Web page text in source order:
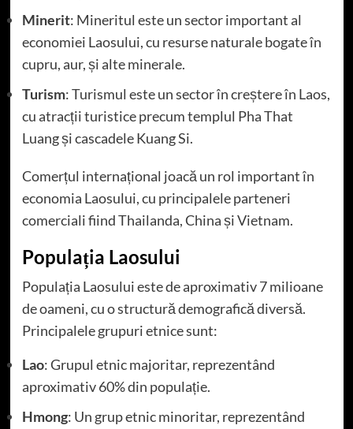
Minerit: Mineritul este un sector important al
economiei Laosului, cu resurse naturale bogate în
cupru, aur, și alte minerale.
Turism: Turismul este un sector în creștere în Laos,
cu atracții turistice precum templul Pha That
Luang și cascadele Kuang Si.
Comerțul internațional joacă un rol important în
economia Laosului, cu principalele parteneri
comerciali fiind Thailanda, China și Vietnam.
Populația Laosului
Populația Laosului este de aproximativ 7 milioane
de oameni, cu o structură demografică diversă.
Principalele grupuri etnice sunt:
Lao: Grupul etnic majoritar, reprezentând
aproximativ 60% din populație.
Hmong: Un grup etnic minoritar, reprezentând